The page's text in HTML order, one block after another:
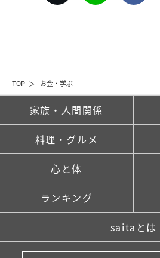
TOP お金・学ぶ
家族・人間関係
料理・グルメ
心と体
ランキング
saitaとは